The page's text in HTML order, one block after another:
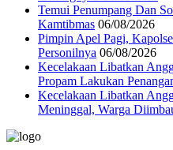
Temui Penumpang Dan
Kamtibmas 06/08/2026
Pimpin Apel Pagi,
Personilnya 06/08/2026
Kecelakaan Libatkan
Propam Lakukan
Kecelakaan Libatkan
Meninggal, Warga